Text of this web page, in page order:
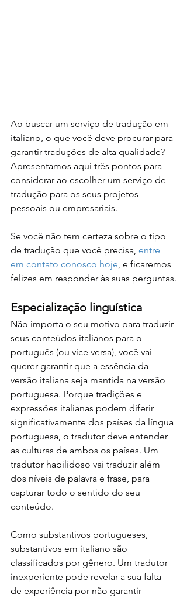
Ao buscar um serviço de tradução em
italiano, o que você deve procurar para
garantir traduções de alta qualidade?
Apresentamos aqui três pontos para
considerar ao escolher um serviço de
tradução para os seus projetos
pessoais ou empresariais.
Se você não tem certeza sobre o tipo
de tradução que você precisa, entre
em contato conosco hoje , e ficaremos
felizes em responder às suas perguntas.
Especialização linguística
Não importa o seu motivo para traduzir
seus conteúdos italianos para o
português (ou vice versa), você vai
querer garantir que a essência da
versão italiana seja mantida na versão
portuguesa. Porque tradições e
expressões italianas podem diferir
significativamente dos países da língua
portuguesa, o tradutor deve entender
as culturas de ambos os países. Um
tradutor habilidoso vai traduzir além
dos níveis de palavra e frase, para
capturar todo o sentido do seu
conteúdo.
Como substantivos portugueses,
substantivos em italiano são
classificados por gênero. Um tradutor
inexperiente pode revelar a sua falta
de experiência por não garantir